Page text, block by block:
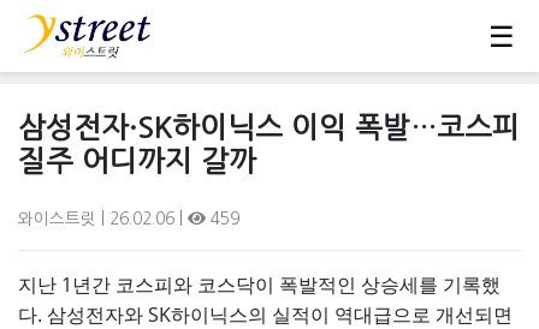
☰
삼성전자·SK하이닉스 이익 폭발…코스피
질주 어디까지 갈까
와이스트릿 | 26.02.06 | 459
지난 1년간 코스피와 코스닥이 폭발적인 상승세를 기록했
다. 삼성전자와 SK하이닉스의 실적이 역대급으로 개선되면